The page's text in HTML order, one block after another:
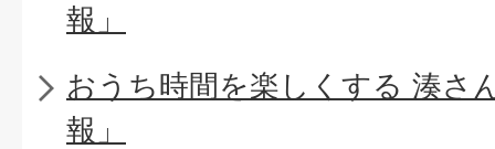
報」
おうち時間を楽しくする 湊さ
報」